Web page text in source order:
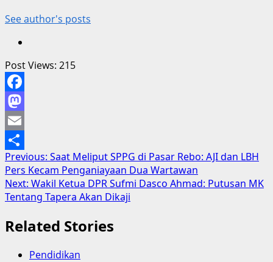
See author's posts
Post Views: 215
Facebook
Mastodon
Email
Share
Post
navigation
Previous: Saat Meliput SPPG di Pasar Rebo: AJI dan LBH
Pers Kecam Penganiayaan Dua Wartawan
Next: Wakil Ketua DPR Sufmi Dasco Ahmad: Putusan MK
Tentang Tapera Akan Dikaji
Related Stories
Pendidikan